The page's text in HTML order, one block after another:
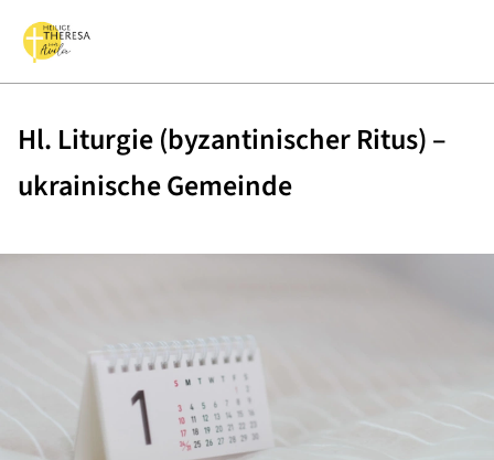
Hl. Liturgie (byzantinischer Ritus) –
ukrainische Gemeinde